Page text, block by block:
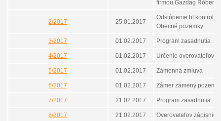
firmou Gazdag Róbert
2/2017 25.01.2017
Odstúpenie
Obecné pozemky
3/2017 01.02.2017 Program zasadnutia
4/2017 01.02.2017 Určenie overovateľov
5/2017 01.02.2017 Zámenná zmluva
6/2017 01.02.2017 Zámer zámený
7/2017 21.02.2017 Program zasadnutia
8/2017 21.02.2017 Overovateľov zápisnice